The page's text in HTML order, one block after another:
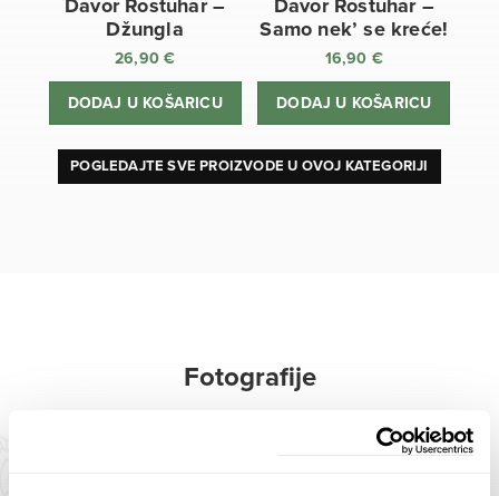
Davor Rostuhar –
Džungla
26,90€
DODAJ U KOŠARICU
Davor Rostuhar –
Samo nek’ se kreće!
16,90 €
DODAJ U KOŠARICU
POGLEDAJTE SVE PROIZVODE U OVOJ KATEGORIJI
Fotografije